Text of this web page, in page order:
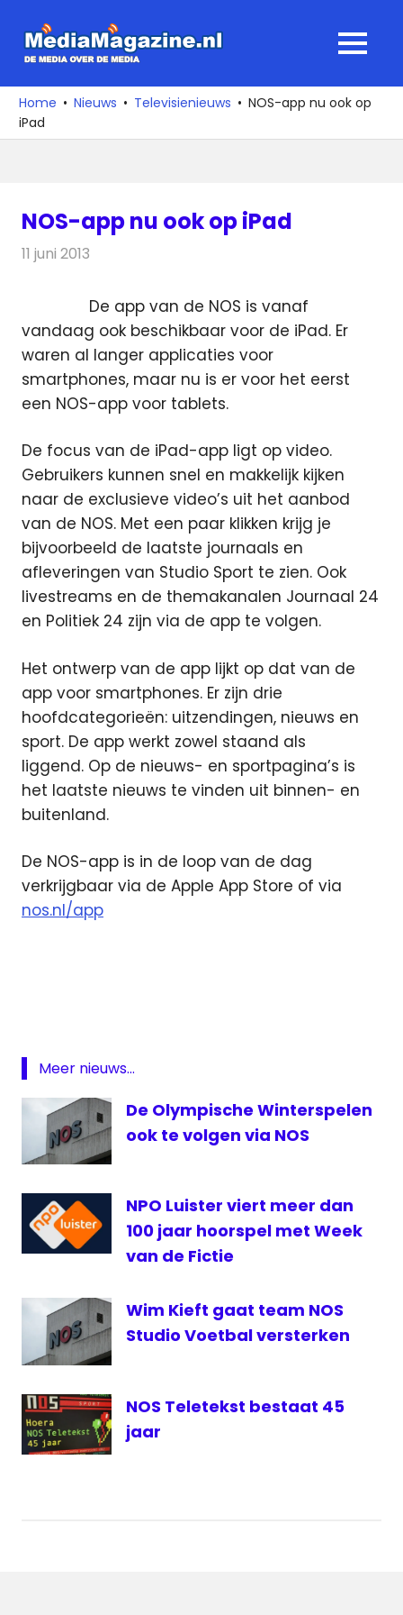
naar
media
over
de
MENU
Home Nieuws Televisienieuws
NOS-app nu ook op
iPad
NOS-app nu ook op iPad
11 juni 2013
De app van de NOS is vanaf
vandaag ook beschikbaar voor de iPad. Er
waren al langer applicaties voor
smartphones, maar nu is er voor het eerst
een NOS-app voor tablets.
De focus van de iPad-app ligt op video.
Gebruikers kunnen snel en makkelijk kijken
naar de exclusieve video’s uit het aanbod
van de NOS. Met een paar klikken krijg je
bijvoorbeeld de laatste journaals en
afleveringen van Studio Sport te zien. Ook
livestreams en de themakanalen Journaal 24
en Politiek 24 zijn via de app te volgen.
Het ontwerp van de app lijkt op dat van de
app voor smartphones. Er zijn drie
hoofdcategorieën: uitzendingen, nieuws en
sport. De app werkt zowel staand als
liggend. Op de nieuws- en sportpagina’s is
het laatste nieuws te vinden uit binnen- en
buitenland.
De NOS-app is in de loop van de dag
verkrijgbaar via de Apple App Store of via
nos.nl/app
tablet
Meer nieuws...
De Olympische Winterspelen
ook te volgen via NOS
NPO Luister viert meer dan
100 jaar hoorspel met Week
van de Fictie
Wim Kieft gaat team NOS
Studio Voetbal versterken
NOS Teletekst bestaat 45
jaar